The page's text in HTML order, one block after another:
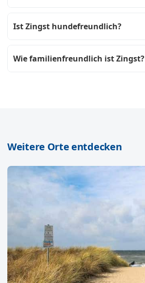
Ist Zingst hundefreundlich?
Wie familienfreundlich ist Zingst?
Weitere Orte entdecken